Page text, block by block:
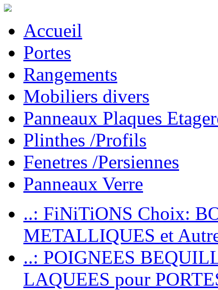
Accueil
Portes
Rangements
Mobiliers divers
Panneaux Plaques
Plinthes /Profils
Fenetres /Persiennes
Panneaux Verre
..: FiNiTiONS Choix:
METALLIQUES et
..: POIGNEES
LAQUEES pour